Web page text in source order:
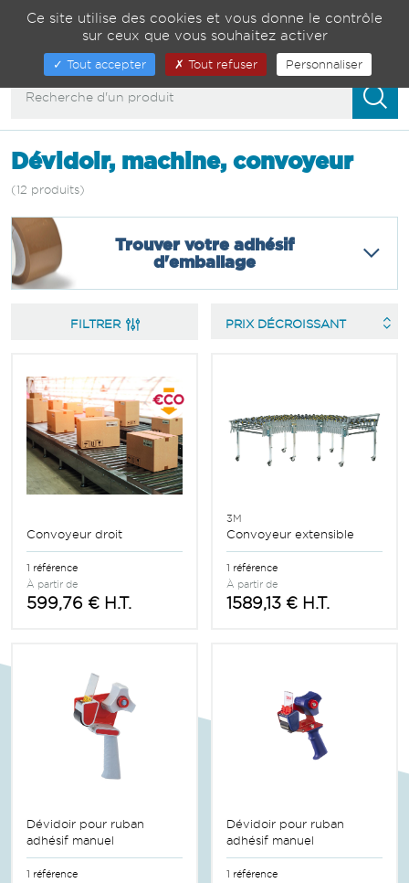
04 75 82 01 23
Afficher/masquer
navigation
Dévidoir, machine, convoyeur
(12 produits)
Trouver votre adhésif
d'emballage
FILTRER
Convoyeur droit
1 référence
À partir de
599,76 € H.T.
3M
Convoyeur extensible
1 référence
À partir de
1589,13 € H.T.
Dévidoir pour ruban
adhésif manuel
1 référence
Dévidoir pour ruban
adhésif manuel
1 référence
Ce site utilise des cookies et vous donne le contrôle
sur ceux que vous souhaitez activer
Tout accepter Tout refuser Personnaliser